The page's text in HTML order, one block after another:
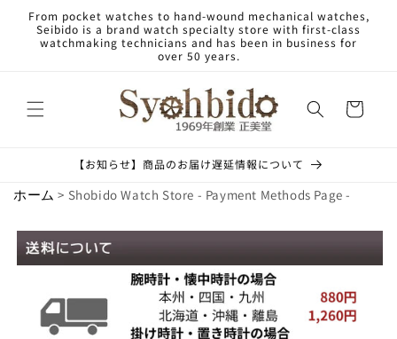
Skip to
content
From pocket watches to hand-wound mechanical watches,
Seibido is a brand watch specialty store with first-class
watchmaking technicians and has been in business for
over 50 years.
Cart
【お知らせ】商品のお届け遅延情報について
ホーム > Shobido Watch Store - Payment Methods Page -